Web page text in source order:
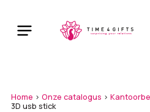
main
Home > Onze catalogus >
3D usb stick